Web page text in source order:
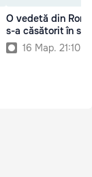
O vedetă din
s-a căsătorit în
16 Мар. 21:10